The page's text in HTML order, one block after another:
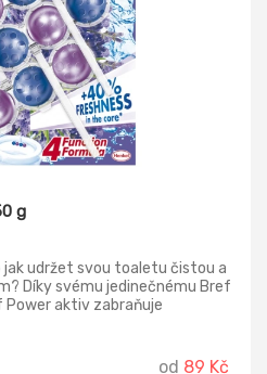
g
jak udržet svou toaletu čistou a
Díky svému jedinečnému Bref
Power aktiv zabraňuje
produkt pod okraj záchodové
od 89 Kč